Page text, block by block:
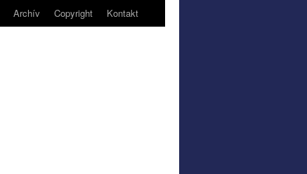
Archív Copyright Kontakt